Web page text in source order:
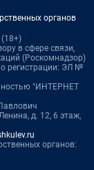
органов
в сфере связи,
(Роскомнадзор)
регистрации: ЭЛ №
"ИНТЕРНЕТ
д. 12, 6 этаж,
органов: